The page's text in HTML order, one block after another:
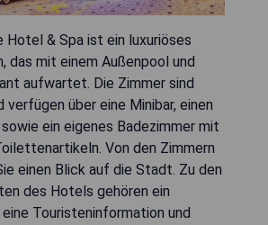
Hotel & Spa ist ein luxuriöses
das mit einem Außenpool und
aufwartet. Die Zimmer sind
verfügen über eine Minibar, einen
ein eigenes Badezimmer mit
Von den Zimmern
einen Blick auf die Stadt. Zu den
des Hotels gehören ein
Touristeninformation und